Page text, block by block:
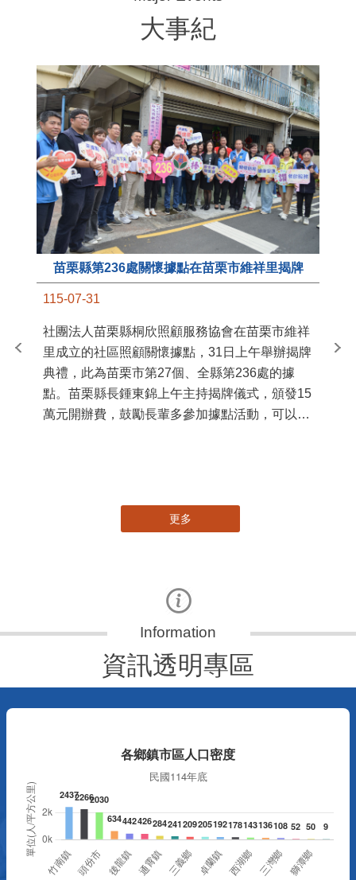
大事紀
苗栗縣第236處關懷據點在苗栗市維祥里揭牌
115-07-31
社團法人苗栗縣桐欣照顧服務協會在苗栗市維祥
里成立的社區照顧關懷據點，31日上午舉辦揭牌
典禮，此為苗栗市第27個、全縣第236處的據
點。苗栗縣長鍾東錦上午主持揭牌儀式，頒發15
萬元開辦費，鼓勵長輩多參加據點活動，可以更
苗
更多
資訊透明專區